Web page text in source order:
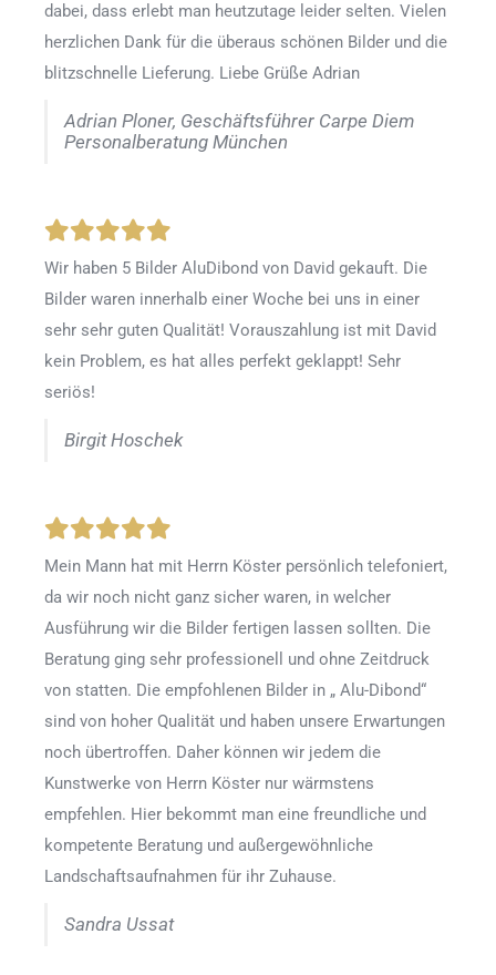
dabei, dass erlebt man heutzutage leider selten. Vielen
herzlichen Dank für die überaus schönen Bilder und die
blitzschnelle Lieferung. Liebe Grüße Adrian
Adrian Ploner, Geschäftsführer Carpe Diem
Personalberatung München
Wir haben 5 Bilder AluDibond von David gekauft. Die
Bilder waren innerhalb einer Woche bei uns in einer
sehr sehr guten Qualität! Vorauszahlung ist mit David
kein Problem, es hat alles perfekt geklappt! Sehr
seriös!
Birgit Hoschek
Mein Mann hat mit Herrn Köster persönlich telefoniert,
da wir noch nicht ganz sicher waren, in welcher
Ausführung wir die Bilder fertigen lassen sollten. Die
Beratung ging sehr professionell und ohne Zeitdruck
von statten. Die empfohlenen Bilder in „ Alu-Dibond“
sind von hoher Qualität und haben unsere Erwartungen
noch übertroffen. Daher können wir jedem die
Kunstwerke von Herrn Köster nur wärmstens
empfehlen. Hier bekommt man eine freundliche und
kompetente Beratung und außergewöhnliche
Landschaftsaufnahmen für ihr Zuhause.
Sandra Ussat